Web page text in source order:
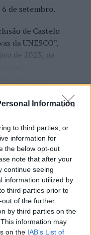
Information
to third parties, or
information for
the below opt-out
note that after your
continue seeing
information utilized by
third parties prior to
of the further
by third parties on the
information may
on the IAB’s List of
de setembro.
de Castelo
da UNESCO”,
de 2023, na
mais
nacionais e
representantes
instituições de
à “Rede de
políticas
territórios,
renovação
e
como
da Beira